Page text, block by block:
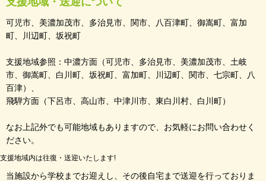
可児市、美濃加茂市、多治見市、関市、八百津町、御嵩町、富加
町、川辺町、坂祝町
支援地域参照：中濃方面（可児市、多治見市、美濃加茂市、土岐
市、御嵩町、白川町、坂祝町、富加町、川辺町、関市、七宗町、八
百津）、
飛騨方面（下呂市、高山市、中津川市、東白川村、白川町）
なお上記外でも可能地域もありますので、お気軽にお問い合わせく
ださい。
支援地域内は往復・送迎いたします!
当施設から学校までお迎えし、その後自宅まで送迎を行っておりま